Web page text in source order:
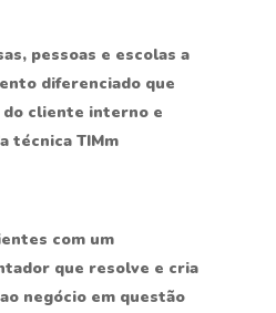
pessoas e escolas a
diferenciado que
do cliente interno e
técnica TIMm
com um
que resolve e cria
negócio em questão